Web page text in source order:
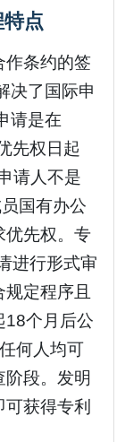
点
作条约的签
决了国际申
请是在
先权日起
请人不是
国有办公
优先权。专
进行形式审
定程序且
18个月后公
何人均可
段。发明
获得专利